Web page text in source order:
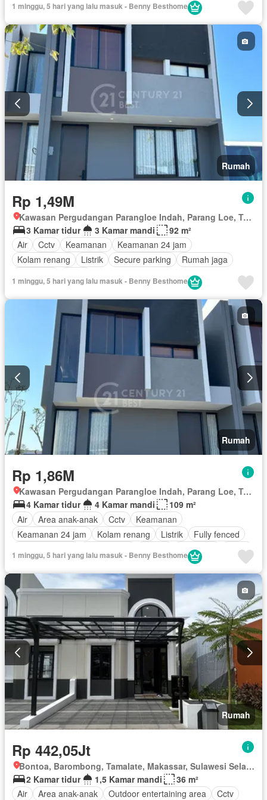
Tanpa perabotan
1 minggu, 5 hari yang lalu masuk - Benny Besthome
Rumah
Rp 1,49M
Kawasan Pergudangan Parangloe Indah, Parang Loe, Tamalanrea, Makassar, Sulawesi Selatan
3 Kamar tidur
3 Kamar mandi
92 m²
Air
Cctv Keamanan
Keamanan 24 jam
Kolam renang
Listrik Secure parking
Rumah jaga
1 minggu, 5 hari yang lalu masuk - Benny Besthome
Rumah
Rp 1,86M
Kawasan Pergudangan Parangloe Indah, Parang Loe, Tamalanrea, Makassar, Sulawesi Selatan
4 Kamar tidur
4 Kamar mandi
109 m²
Air
Area anak-anak Cctv
Keamanan
Keamanan 24 jam
Kolam renang Listrik
Fully fenced
Tangki air Teras
1 minggu, 5 hari yang lalu masuk - Benny Besthome
Rumah
Rp 442,05Jt
Bontoa, Barombong, Tamalate, Makassar, Sulawesi Selatan
2 Kamar tidur
1,5 Kamar mandi
36 m²
Air
Area anak-anak Outdoor entertaining area Cctv